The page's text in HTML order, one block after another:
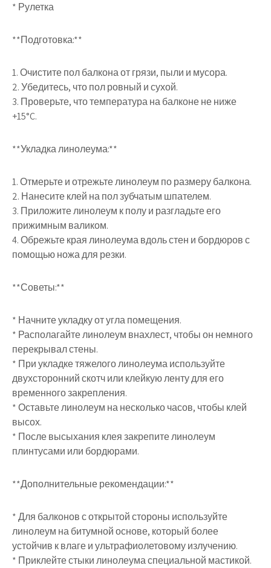
* Рулетка
**Подготовка:**
1. Очистите пол балкона от грязи, пыли и мусора.
2. Убедитесь, что пол ровный и сухой.
3. Проверьте, что температура на балконе не ниже
+15°C.
**Укладка линолеума:**
1. Отмерьте и отрежьте линолеум по размеру балкона.
2. Нанесите клей на пол зубчатым шпателем.
3. Приложите линолеум к полу и разгладьте его
прижимным валиком.
4. Обрежьте края линолеума вдоль стен и бордюров с
помощью ножа для резки.
**Советы:**
* Начните укладку от угла помещения.
* Располагайте линолеум внахлест, чтобы он немного
перекрывал стены.
* При укладке тяжелого линолеума используйте
двухсторонний скотч или клейкую ленту для его
временного закрепления.
* Оставьте линолеум на несколько часов, чтобы клей
высох.
* После высыхания клея закрепите линолеум
плинтусами или бордюрами.
**Дополнительные рекомендации:**
* Для балконов с открытой стороны используйте
линолеум на битумной основе, который более
устойчив к влаге и ультрафиолетовому излучению.
* Приклейте стыки линолеума специальной мастикой.